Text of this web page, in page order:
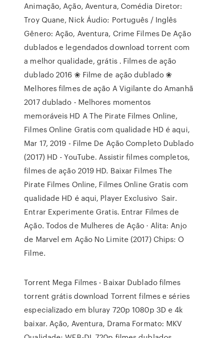
Animação, Ação, Aventura, Comédia Diretor:
Troy Quane, Nick Áudio: Português / Inglês
Gênero: Ação, Aventura, Crime Filmes De Ação
dublados e legendados download torrent com
a melhor qualidade, grátis . Filmes de ação
dublado 2016 ❀ Filme de ação dublado ❀
Melhores filmes de ação A Vigilante do Amanhã
2017 dublado - Melhores momentos
memoráveis HD A The Pirate Filmes Online,
Filmes Online Gratis com qualidade HD é aqui,
Mar 17, 2019 - Filme De Ação Completo Dublado
(2017) HD - YouTube. Assistir filmes completos,
filmes de ação 2019 HD. Baixar Filmes The
Pirate Filmes Online, Filmes Online Gratis com
qualidade HD é aqui, Player Exclusivo Sair.
Entrar Experimente Gratis. Entrar Filmes de
Ação. Todos de Mulheres de Ação · Alita: Anjo
de Marvel em Ação No Limite (2017) Chips: O
Filme.
Torrent Mega Filmes - Baixar Dublado filmes
torrent grátis download Torrent filmes e séries
especializado em bluray 720p 1080p 3D e 4k
baixar. Ação, Aventura, Drama Formato: MKV